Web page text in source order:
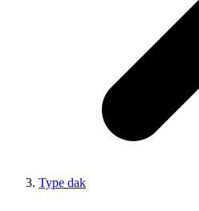
Type dak